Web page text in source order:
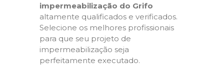
impermeabilização do Grifo
altamente qualificados e verificados.
Selecione os melhores profissionais
para que seu projeto de
impermeabilização seja
perfeitamente executado.